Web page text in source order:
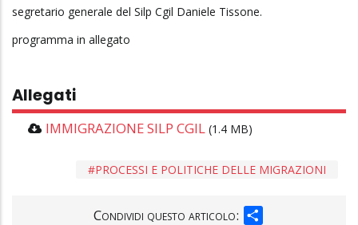
segretario generale del Silp Cgil Daniele Tissone.
programma in allegato
Allegati
IMMIGRAZIONE SILP CGIL (1.4 MB)
PROCESSI E POLITICHE DELLE MIGRAZIONI
Condividi questo articolo: